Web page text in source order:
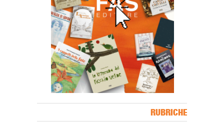
RUBRICHE